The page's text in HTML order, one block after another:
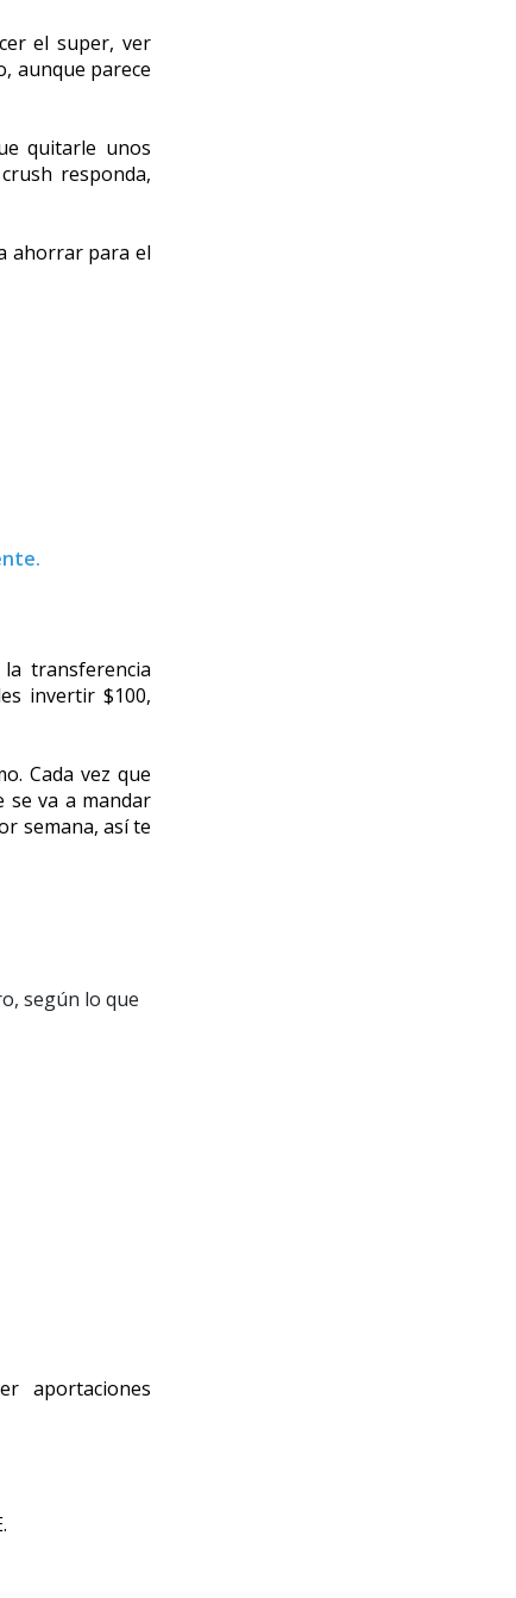
el super, ver
aunque parece
quitarle unos
responda,
ahorrar para el
transferencia
invertir $100,
Cada vez que
se va a mandar
semana, así te
según lo que
aportaciones